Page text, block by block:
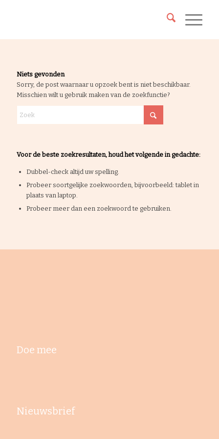
Niets gevonden
Sorry, de post waarnaar u opzoek bent is niet beschikbaar.
Misschien wilt u gebruik maken van de zoekfunctie?
Voor de beste zoekresultaten, houd het volgende in gedachte:
Dubbel-check altijd uw spelling.
Probeer soortgelijke zoekwoorden, bijvoorbeeld: tablet in
plaats van laptop.
Probeer meer dan een zoekwoord te gebruiken.
Doe mee
Nieuwsbrief